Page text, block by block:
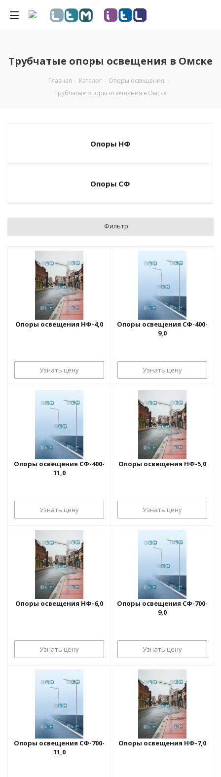
Трубчатые опоры освещения в Омске
Главная - Каталог - Опоры освещения -
Трубчатые опоры освещения в Омске
Опоры НФ
Опоры СФ
Фильтр
Опоры освещения НФ-4,0
Узнать цену
Опоры освещения СФ-400-
9,0
Узнать цену
Опоры освещения СФ-400-
11,0
Узнать цену
Опоры освещения НФ-5,0
Узнать цену
Опоры освещения НФ-6,0
Узнать цену
Опоры освещения СФ-700-
9,0
Узнать цену
Опоры освещения СФ-700-
11,0
Опоры освещения НФ-7,0